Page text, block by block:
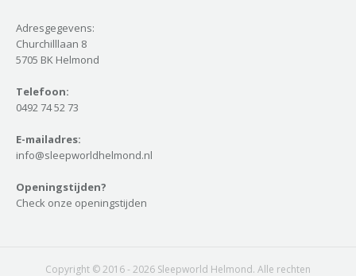
Adresgegevens:
Churchilllaan 8
5705 BK Helmond
Telefoon:
0492 74 52 73
E-mailadres:
info@sleepworldhelmond.nl
Openingstijden?
Check onze openingstijden
Copyright © 2016 - 2026 Sleepworld Helmond. Alle rechten